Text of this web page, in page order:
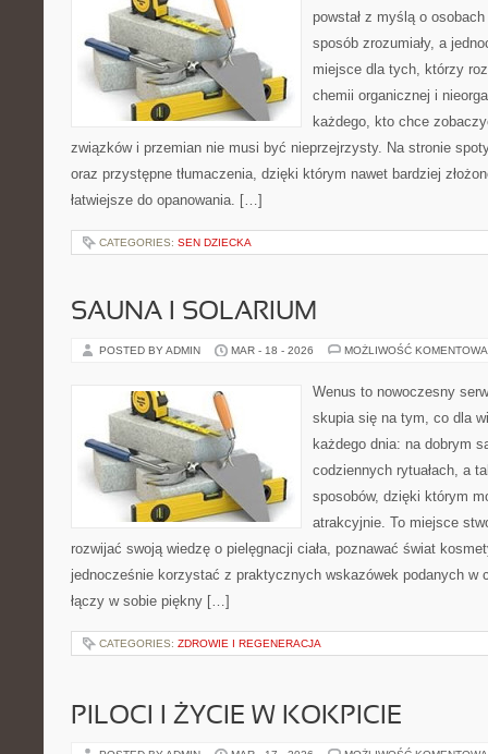
powstał z myślą o
sposób zrozumiały, a
miejsce dla tych, którzy
chemii organicznej i
każdego, kto chce
związków i przemian nie musi być nieprzejrzysty. Na stronie
oraz przystępne tłumaczenia, dzięki którym nawet bardziej
łatwiejsze do opanowania. […]
CATEGORIES: SEN DZIECKA
SAUNA I SOLARIUM
POSTED BY ADMIN MAR - 18 - 2026 MOŻLIWOŚĆ
Wenus to nowoczesny
skupia się na tym, co dla
każdego dnia: na dobrym
codziennych rytuałach, a
sposobów, dzięki którym
atrakcyjnie. To miejsce
rozwijać swoją wiedzę o pielęgnacji ciała, poznawać świat
jednocześnie korzystać z praktycznych wskazówek podanych w
łączy w sobie piękny […]
CATEGORIES: ZDROWIE I REGENERACJA
PILOCI I ŻYCIE W KOKPICIE